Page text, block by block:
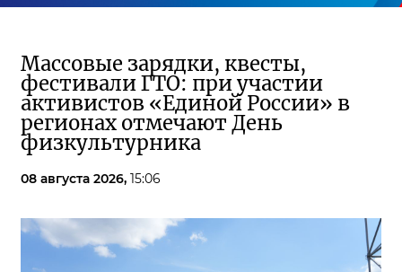
Массовые зарядки, квесты,
фестивали ГТО: при участии
активистов «Единой России» в
регионах отмечают День
физкультурника
08 августа 2026, 15:06